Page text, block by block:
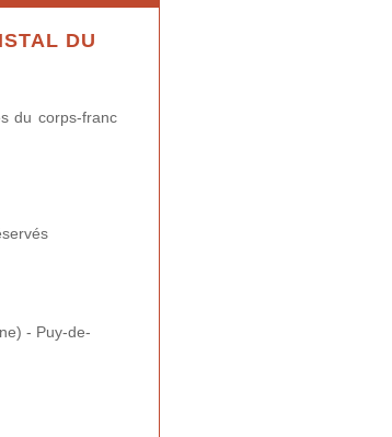
DU
du corps-franc
- Puy-de-